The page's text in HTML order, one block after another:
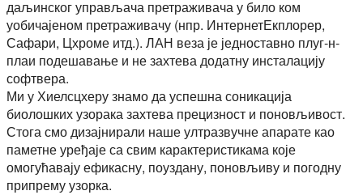
даљинског управљача претраживача у било ком
уобичајеном претраживачу (нпр. ИнтернетЕкплорер,
Сафари, Цхроме итд.). ЛАН веза је једноставно плуг-н-
плаи подешавање и не захтева додатну инсталацију
софтвера.
Ми у Хиелсцхеру знамо да успешна соникација
биолошких узорака захтева прецизност и поновљивост.
Стога смо дизајнирали наше ултразвучне апарате као
паметне уређаје са свим карактеристикама које
омогућавају ефикасну, поуздану, поновљиву и погодну
припрему узорка.